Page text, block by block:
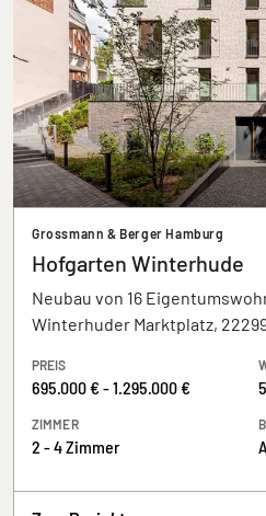
Grossmann & Berger Hamburg
Hofgarten Winterhude
Neubau von 16
Winterhuder Marktplatz,
PREIS
695.000 € - 1.295.000 €
ZIMMER
2 - 4 Zimmer